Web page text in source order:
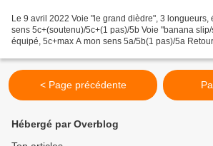
Le 9 avril 2022 Voie "le grand dièdre", 3 longueurs,
sens 5c+(soutenu)/5c+(1 pas)/5b Voie "banana
équipé, 5c+max A mon sens 5a/5b(1 pas)/5a
< Page précédente
Hébergé par Overblog